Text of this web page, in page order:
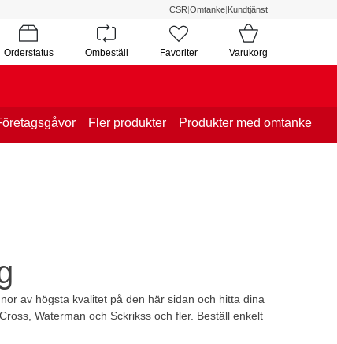
CSR|Omtanke|Kundtjänst
Orderstatus Ombeställ Favoriter Varukorg
Fler produkter Produkter med omtanke
av högsta kvalitet på den här sidan och hitta dina
Waterman och Sckrikss och fler. Beställ enkelt